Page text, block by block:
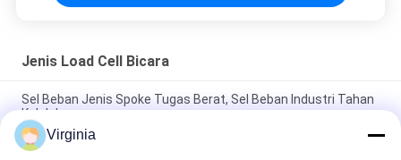
Jenis Load Cell Bicara
Sel Beban Jenis Spoke Tugas Berat, Sel Beban Industri Tahan
Kelelahan
5000kg 10ton Tahan Kelelahan berbicara Jenis Load Cell Alloy
Virginia